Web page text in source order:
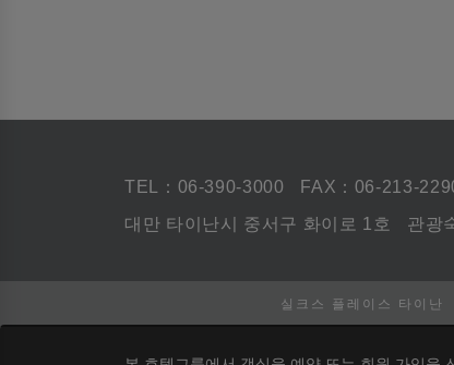
TEL： 06-390-3000 FAX：06-213-
대만 타이난시 중서구 화이로 1호
관광
실크스 플레이스 타이난